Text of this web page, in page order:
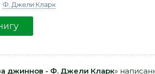
Ф. Джели Кларк
джиннов - Ф. Джели Кларк»